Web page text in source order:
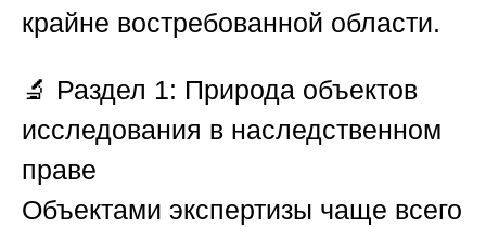
крайне востребованной области.
🔬 Раздел 1: Природа объектов
исследования в наследственном
праве
Объектами экспертизы чаще всего